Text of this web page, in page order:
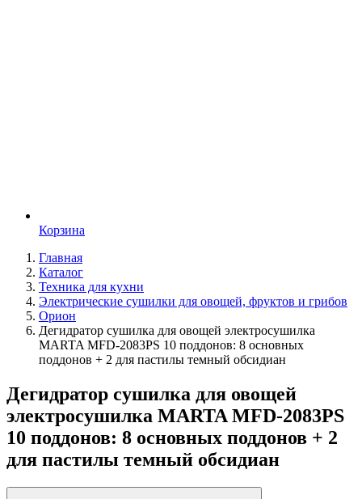
Корзина
Главная
Каталог
Техника для кухни
Электрические сушилки для овощей, фруктов и грибов
Орион
Дегидратор сушилка для овощей электросушилка
MARTA MFD-2083PS 10 поддонов: 8 основных
поддонов + 2 для пастилы темный обсидиан
Дегидратор сушилка для овощей
электросушилка MARTA MFD-2083PS
10 поддонов: 8 основных поддонов + 2
для пастилы темный обсидиан